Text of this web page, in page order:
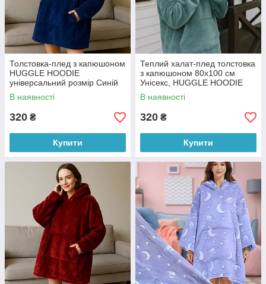
Толстовка-плед з капюшоном
HUGGLE HOODIE
універсальний розмір Синій
(509)
В наявності
320 ₴
Купити
Теплий халат-плед толстовка
з капюшоном 80х100 см
Унісекс, HUGGLE HOODIE
Зелений
В наявності
320 ₴
Купити